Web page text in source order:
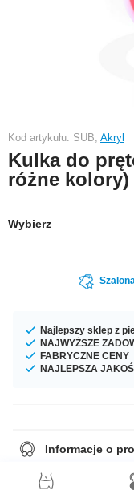
Kod artykułu: SUB, Akryl
Kulka do
różne
Wybierz
Najlepszy sklep z
NAJWYŻSZE
FABRYCZNE CENY
NAJLEPSZA
Informacje o
In stock with gauges of
mm up to 8 mm. Select a